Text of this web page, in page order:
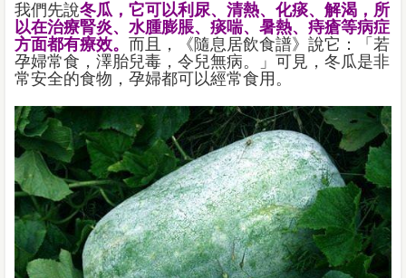
我們先說冬瓜，它可以利尿、清熱、化痰、解渴，所
以在治療腎炎、水腫膨脹、痰喘、暑熱、痔瘡等病症
方面都有療效。 而且，《隨息居飲食譜》說它：「若
孕婦常食，澤胎兒毒，令兒無病。」可見，冬瓜是非
常安全的食物，孕婦都可以經常食用。